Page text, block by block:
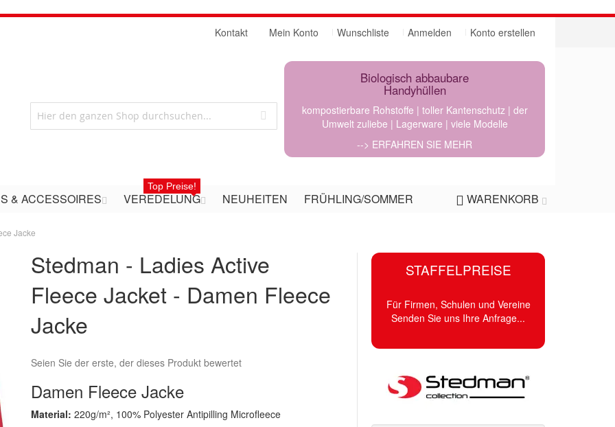
Mein Konto Wunschliste Anmelden Konto erstellen
Kontakt
Biologisch abbaubare
Handyhüllen
kompostierbare Rohstoffe | toller Kantenschutz | der
Umwelt zuliebe | Lagerware | viele Modelle
--> ERFAHREN SIE MEHR
WARENKORB
& ACCESSOIRES VEREDELUNG
Top Preise!
NEUHEITEN FRÜHLING/SOMMER
Jacke
Stedman - Ladies Active
Fleece Jacket - Damen Fleece
Jacke
Seien Sie der erste, der dieses Produkt bewertet
Damen Fleece Jacke
Material: 220g/m², 100% Polyester Antipilling Microfleece
STAFFELPREISE
Für Firmen, Schulen und Vereine
Senden Sie uns Ihre Anfrage...